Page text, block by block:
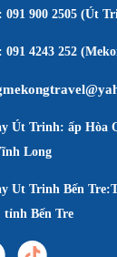
900 2505 (Út
4243 252
Út Trinh: ấp Hòa
Long
Ut Trinh Bến
Bến Tre